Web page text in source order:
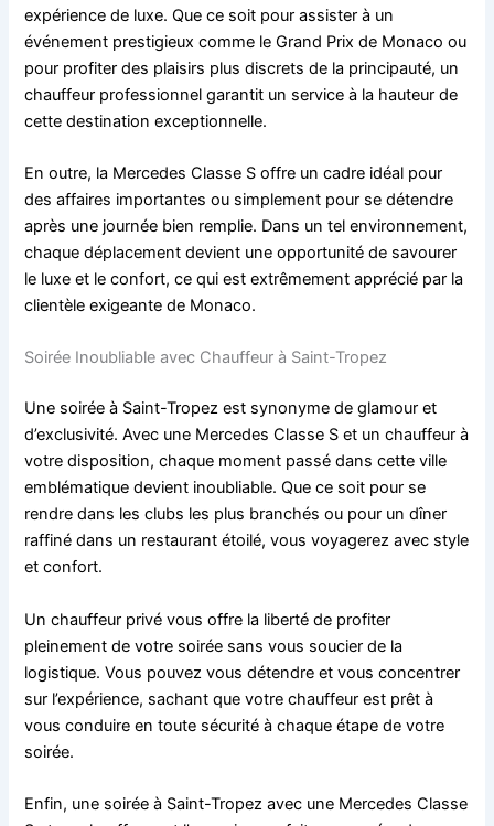
expérience de luxe. Que ce soit pour assister à un
événement prestigieux comme le Grand Prix de Monaco ou
pour profiter des plaisirs plus discrets de la principauté, un
chauffeur professionnel garantit un service à la hauteur de
cette destination exceptionnelle.
En outre, la Mercedes Classe S offre un cadre idéal pour
des affaires importantes ou simplement pour se détendre
après une journée bien remplie. Dans un tel environnement,
chaque déplacement devient une opportunité de savourer
le luxe et le confort, ce qui est extrêmement apprécié par la
clientèle exigeante de Monaco.
Soirée Inoubliable avec Chauffeur à Saint-Tropez
Une soirée à Saint-Tropez est synonyme de glamour et
d’exclusivité. Avec une Mercedes Classe S et un chauffeur à
votre disposition, chaque moment passé dans cette ville
emblématique devient inoubliable. Que ce soit pour se
rendre dans les clubs les plus branchés ou pour un dîner
raffiné dans un restaurant étoilé, vous voyagerez avec style
et confort.
Un chauffeur privé vous offre la liberté de profiter
pleinement de votre soirée sans vous soucier de la
logistique. Vous pouvez vous détendre et vous concentrer
sur l’expérience, sachant que votre chauffeur est prêt à
vous conduire en toute sécurité à chaque étape de votre
soirée.
Enfin, une soirée à Saint-Tropez avec une Mercedes Classe